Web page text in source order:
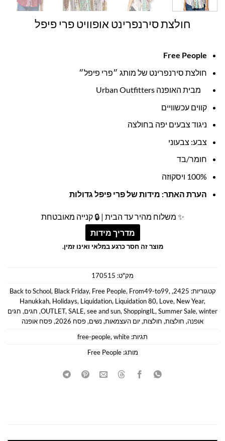
חולצת סירנפרינט אופוויט פרי פיפל
Free People
חולצת סירנפרינט של מותג ״פרי פיפל״
מבית האופנה Urban Outfitters
קווים עכשוויים
ניגוד צבעים יפה בחולצה
צבע: צבעוני
חומר/בד
100% ויסקוזה
הערת האתר: מידות של פרי פיפל גדולות
✨ משלוח מהיר עד הבית | 🔒 קנייה מאובטחת
מדריך מידות
מוצר זה חסר כרגע במלאי ואינו זמין.
מק"ט: 170515
קטגוריות: 2425
,
Back to School, Black Friday, Free People, From49-to99,
Hanukkah, Holidays, Liquidation, Liquidation 80, Love, New Year,
OUTLET, SALE, see and sun, ShoppingIL, Summer Sale, winter
, חגים, חגים
אופנה, חולצות, חולצות,יום העצמאות, נשים,פסח 2026 ,פסח אופנה
תגיות:
free-people, white
מותג:Free People